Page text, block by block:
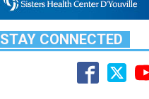
STAY CONNECTED